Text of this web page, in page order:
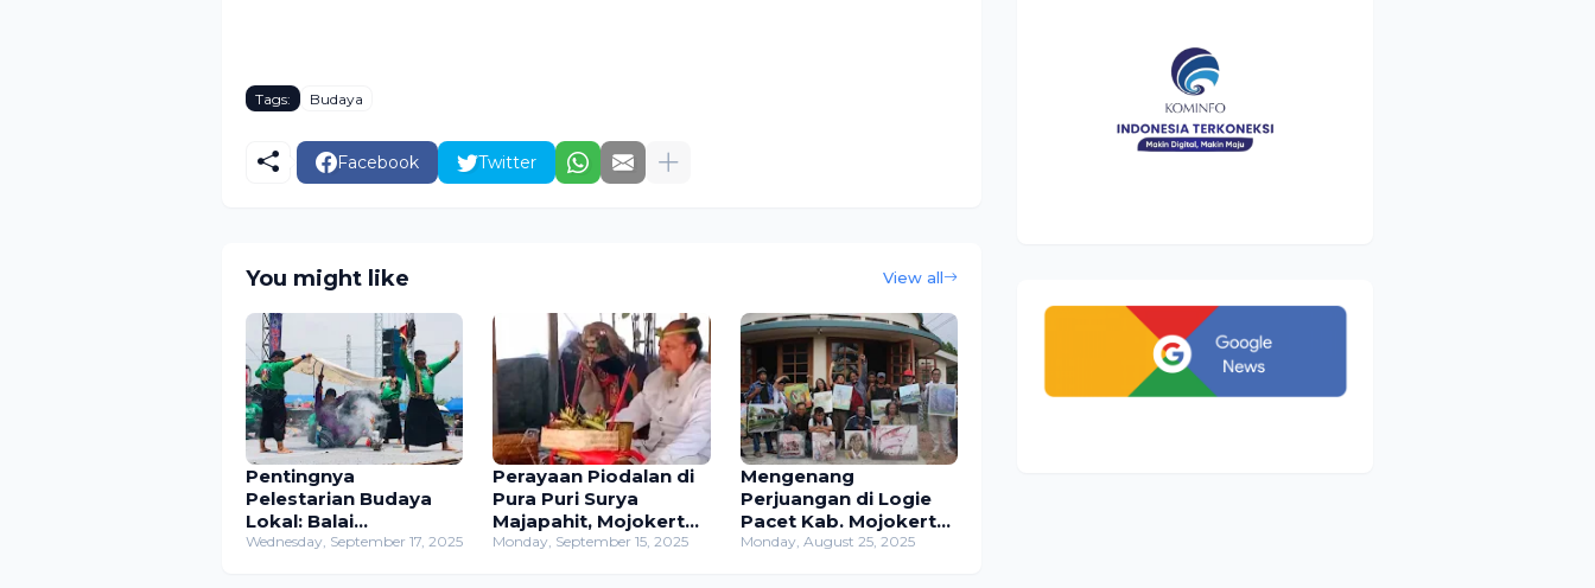
Tags: Budaya
Facebook Twitter
You might like View all
Pentingnya
Pelestarian Budaya
Lokal: Balai
Pelestarian
Wednesday, September 17, 2025
Perayaan Piodalan di
Pura Puri Surya
Majapahit, Mojokerto,
Berlangsung Khidmat
Monday, September 15, 2025
Mengenang
Perjuangan di Logie
Pacet Kab. Mojokerto
Melalui Karya Seni
Monday, August 25, 2025